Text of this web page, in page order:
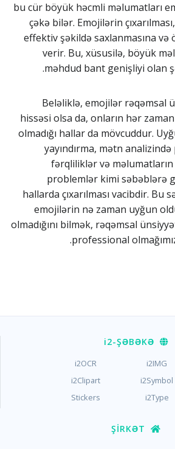
bu cür böyük həcmli məlumatları
çəkə bilər. Emojilərin
effektiv şəkildə saxlanmasına
verir. Bu, xüsusilə, böyük
məhdud bant genişliyi olan
Beləliklə, emojilər rəqəmsal
hissəsi olsa da, onların hər
olmadığı hallar da mövcuddur.
yayındırma, mətn
fərqliliklər və məlumatların
problemlər kimi səbəblərə
hallarda çıxarılması vacibdir. Bu
emojilərin nə zaman uyğun
olmadığını bilmək, rəqəmsal
professional
i2-ŞƏBƏKƏ
i2IMG
i2OCR
i2Symbol
i2Clipart
i2Type
Stickers